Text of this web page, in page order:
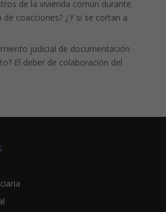
de la vivienda común durante
coacciones? ¿Y si se cortan a
judicial de documentación
El deber de colaboración del